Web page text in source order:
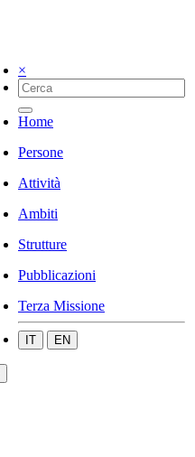
×
Home
Persone
Attività
Ambiti
Strutture
Pubblicazioni
Terza Missione
IT EN